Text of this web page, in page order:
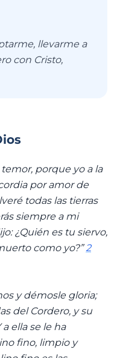
llevarme a
con Cristo,
temor, porque yo a la
por amor de
todas las tierras
siempre a mi
¿Quién es tu siervo,
como yo?”2
y démosle gloria;
del Cordero, y su
ella se le ha
fino, limpio y